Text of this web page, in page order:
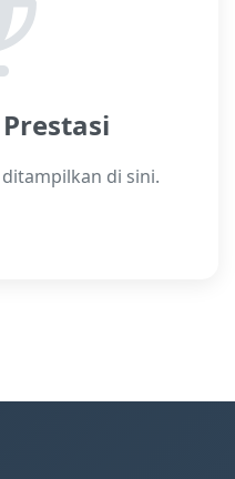
di sini.